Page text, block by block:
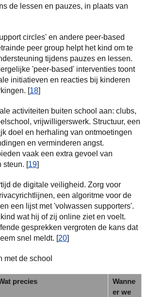
de lessen en pauzes, in plaats van
circles' en andere peer-based
peer group helpt het kind om te
tijdens pauzes en lessen.
'peer-based' interventies toont
initiatieven en reacties bij kinderen
[18]
activiteiten buiten school aan: clubs,
vrijwilligerswerk. Structuur, een
doel en herhaling van ontmoetingen
en verminderen angst.
vaak een extra gevoel van
steun. [19]
de digitale veiligheid. Zorg voor
een algoritme voor de
een lijst met 'volwassen supporters'.
wat hij of zij online ziet en voelt.
gesprekken vergroten de kans dat
snel meldt. [20]
met de school
precies
Wanne
er we